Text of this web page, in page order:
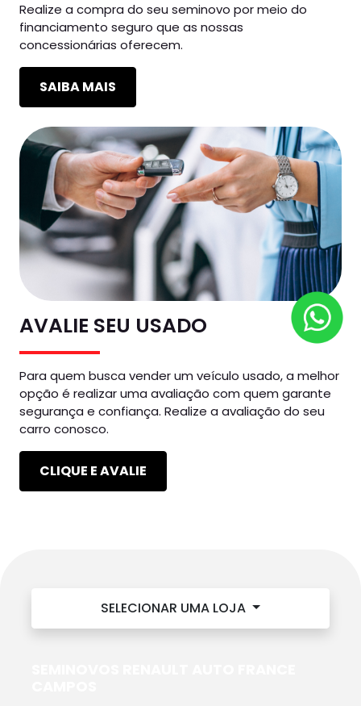
Realize a compra do seu seminovo por meio do
financiamento seguro que as nossas
concessionárias oferecem.
SAIBA MAIS
AVALIE SEU USADO
Para quem busca vender um veículo usado, a melhor
opção é realizar uma avaliação com quem garante
segurança e confiança. Realize a avaliação do seu
carro conosco.
CLIQUE E AVALIE
SELECIONAR UMA LOJA